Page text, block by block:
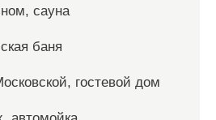
сауна
баня
гостевой дом